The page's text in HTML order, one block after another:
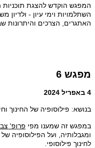
המפגש הוקדש להצגת תוכניות
השתלמויות וימי עיון -
האתגרים, הצרכים והיתרונות
מפגש 6
4 באפריל 2024
בנושא: פילוסופיה של החינוך
במפגש זה שמענו מפי פרופ'
ומגבלותיה, ועל הפילוסופיה
לחינוך פילוסופי.